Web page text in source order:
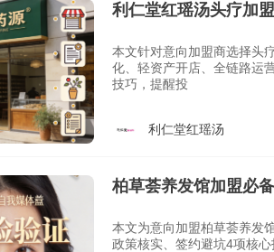
利仁堂红瑶汤头疗加
本文针对意向加盟商选择头
化、轻资产开店、全链路运
技巧，提醒投
利仁堂红瑶汤
柏草荟养发馆加盟必
本文为意向加盟柏草荟养发
政策核实、签约避坑4项核